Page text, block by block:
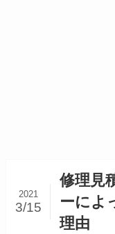
修理見
ーによ
理由
2021
3/15